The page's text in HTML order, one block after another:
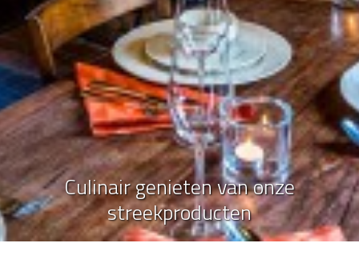
Culinair genieten van onze
streekproducten